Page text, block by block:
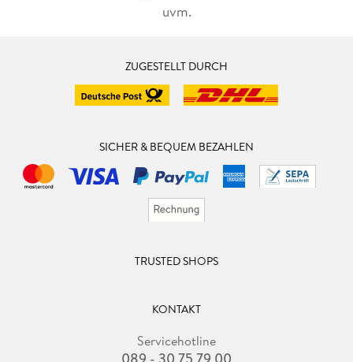
uvm.
ZUGESTELLT DURCH
SICHER & BEQUEM BEZAHLEN
TRUSTED SHOPS
KONTAKT
Servicehotline